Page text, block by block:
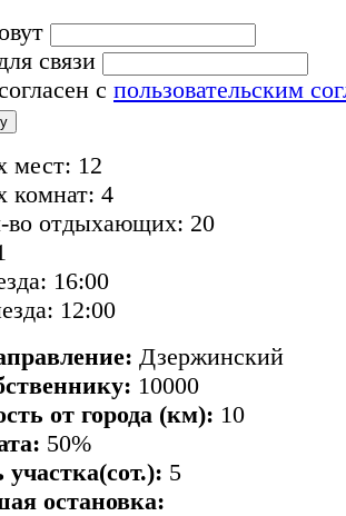
связи
с пользовательским
мест: 12
комнат: 4
во отдыхающих: 20
16:00
12:00
Дзержинский
10000
от города (км): 10
50%
5
остановка: